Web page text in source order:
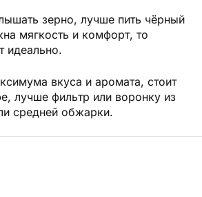
зерно, лучше пить чёрный
мягкость и комфорт, то
идеально.
вкуса и аромата, стоит
лучше фильтр или воронку из
средней обжарки.